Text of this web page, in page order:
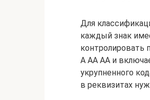
Для
каждый знак
контролировать
А АА АА и
укрупненного
в реквизитах